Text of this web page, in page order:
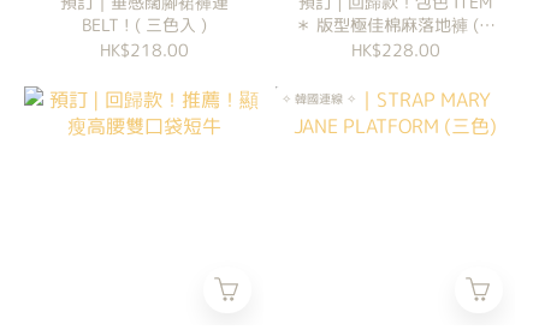
BELT ! ( 三色入 )
HK$218.00
＊ 版型極佳棉麻落地褲 (五
色入)
HK$228.00
✧ 韓國連線 ✧